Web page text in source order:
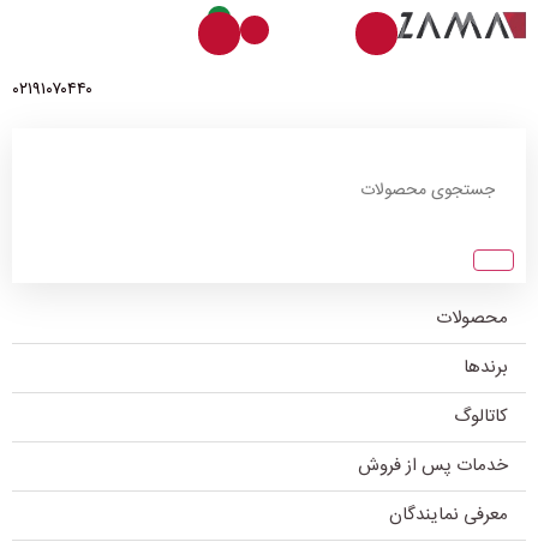
0
۰۲۱۹۱۰۷۰۴۴۰
محصولات
برندها
کاتالوگ
خدمات پس از فروش
معرفی نمایندگان